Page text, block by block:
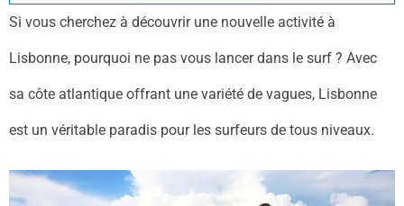
Si vous cherchez à découvrir une nouvelle activité à
Lisbonne, pourquoi ne pas vous lancer dans le surf ? Avec
sa côte atlantique offrant une variété de vagues, Lisbonne
est un véritable paradis pour les surfeurs de tous niveaux.